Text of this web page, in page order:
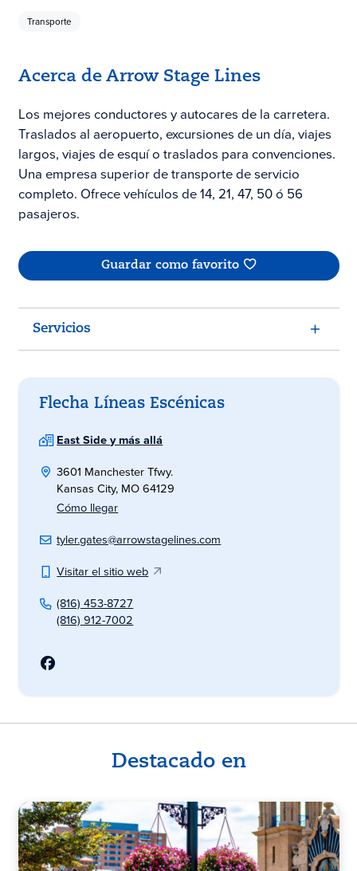
Transporte
Acerca de Arrow Stage Lines
Los mejores conductores y autocares de la carretera.
Traslados al aeropuerto, excursiones de un día, viajes
largos, viajes de esquí o traslados para convenciones.
Una empresa superior de transporte de servicio
completo. Ofrece vehículos de 14, 21, 47, 50 ó 56
pasajeros.
Guardar como favorito
Servicios
Flecha Líneas Escénicas
East Side y más allá
3601 Manchester Tfwy.
Kansas City, MO 64129
Cómo llegar
tyler.gates@arrowstagelines.com
Visitar el sitio web
(816) 453-8727
(816) 912-7002
Destacado en